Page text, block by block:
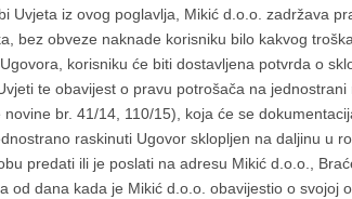
Uvjeta iz ovog poglavlja, Mikić d.o.o. zadržava
bez obveze naknade korisniku bilo kakvog
korisniku će biti dostavljena potvrda o
te obavijest o pravu potrošača na
br. 41/14, 110/15), koja će se
raskinuti Ugovor sklopljen na daljinu u
predati ili je poslati na adresu Mikić d.o.o.,
od dana kada je Mikić d.o.o. obavijestio o